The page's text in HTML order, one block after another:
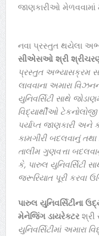
જાણકારીઓ મેળવવામાં
નવા પ્રસ્તુત થયેલા
સીએસઓ શ્રી શ્રીચરણ
પ્રસ્તુત અભ્યાસક્રમ
લાવવાના અમારા
યુનિવર્સિટી સાથે
વિદ્યાર્થીઓ
પર્યાપ્ત જાણકારી
કામગીરી બદલવાનું
તાલીમ ગુણવત્તા
કે, પારુલ
જરૂરિયાત પૂરી કરવા
પારુલ યુનિવર્સિટીના
મેનેજિંગ ડાયરેક્ટર શ્રી
યુનિવર્સિટીમાં અમારા